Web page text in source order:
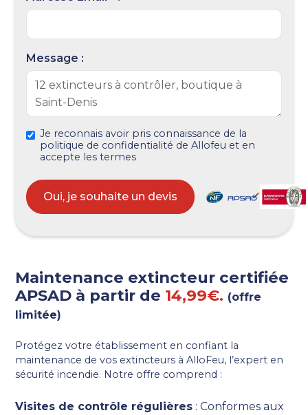
Message :
Je reconnais avoir pris connaissance de la
politique de confidentialité de Allofeu et en
accepte les termes
Maintenance extincteur certifiée
APSAD à partir de 14,99€. (offre
limitée)
Protégez votre établissement en confiant la
maintenance de vos extincteurs àAlloFeu, l’expert en
sécurité incendie. Notre offre comprend :
Visites de contrôle régulières : Conformes aux